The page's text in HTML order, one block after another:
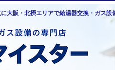
に大阪・北摂エリアで給湯器交換・ガス